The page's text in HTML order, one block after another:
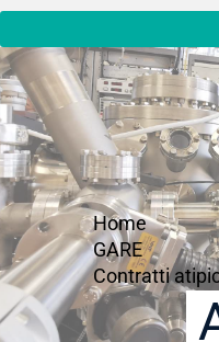
Home
GARE
Contratti